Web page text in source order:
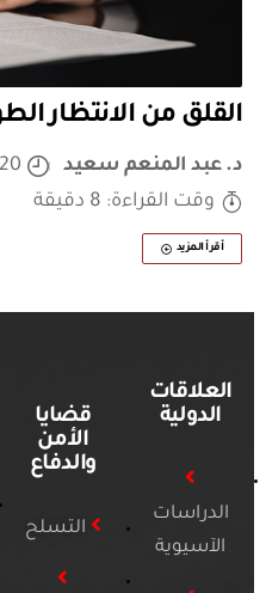
القلق من الانتظار
د. عبد المنعم سعيد
وقت القراءة: 8 دقيقة
أقرأ المزيد
العلاقات
الدولية
الدراسات
الآسيوية
قضايا
الأمن
والدفاع
التسلح